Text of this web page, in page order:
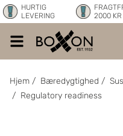
HURTIG
LEVERING
2000 KR
Hjem / Bæredygtighed /
/ Regulatory readiness